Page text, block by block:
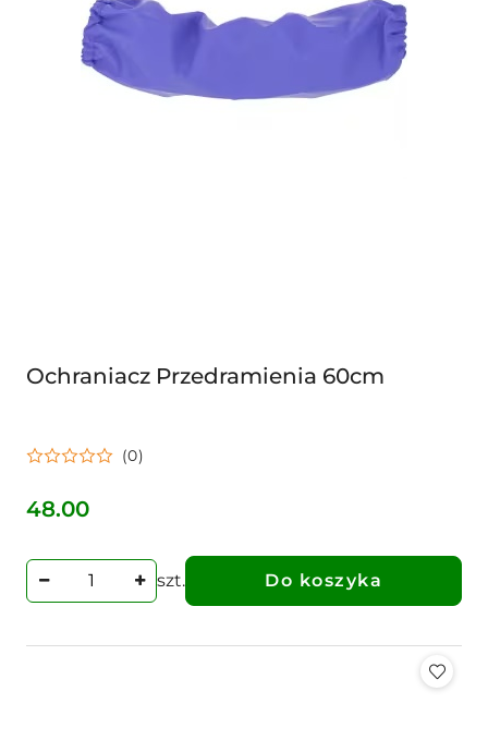
Ochraniacz Przedramienia 60cm
(0)
Cena:
48.00
szt. Do koszyka